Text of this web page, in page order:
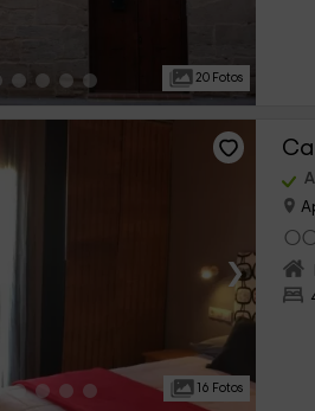
20 Fotos
›
16 Fotos